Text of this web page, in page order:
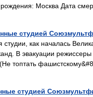
Москва Дата
студией
студии, как началась
В эвакуации
топтать
студией